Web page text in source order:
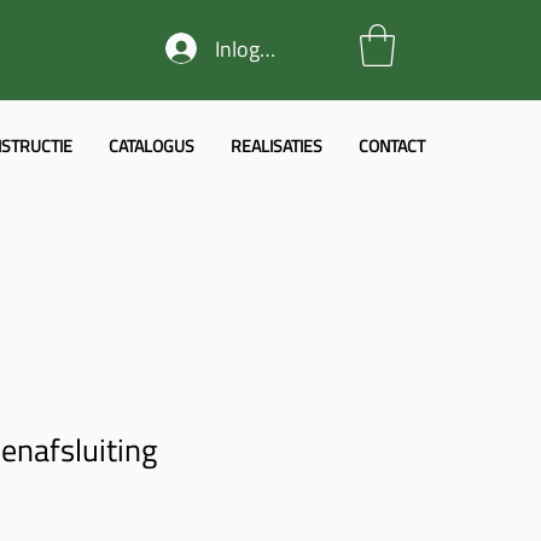
Inloggen
CATALOGUS REALISATIES CONTACT